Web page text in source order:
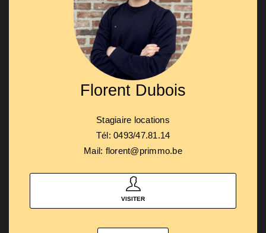
Florent Dubois
Stagiaire locations
Tél: 0493/47.81.14
Mail: florent@primmo.be
VISITER